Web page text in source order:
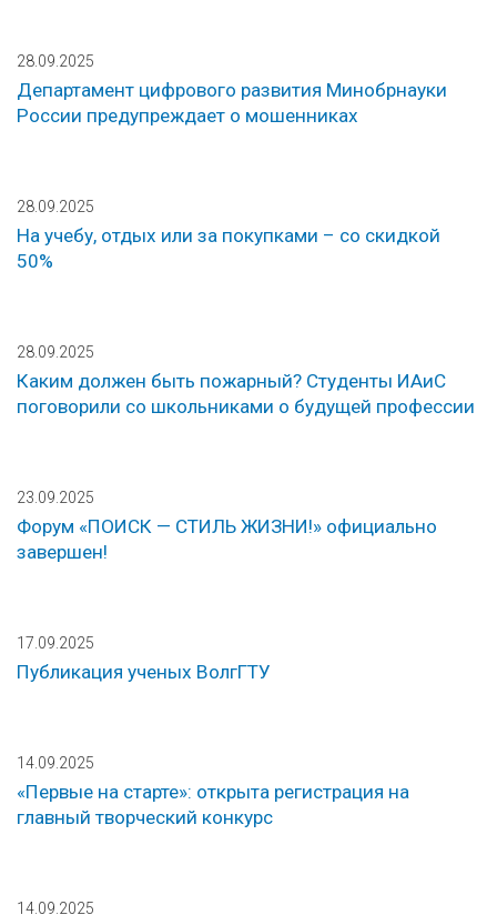
28.09.2025
Департамент цифрового развития Минобрнауки
России предупреждает о мошенниках
28.09.2025
На учебу, отдых или за покупками – со скидкой
50%
28.09.2025
Каким должен быть пожарный? Студенты ИАиС
поговорили со школьниками о будущей профессии
23.09.2025
Форум «ПОИСК — СТИЛЬ ЖИЗНИ!» официально
завершен!
17.09.2025
Публикация ученых ВолгГТУ
14.09.2025
«Первые на старте»: открыта регистрация на
главный творческий конкурс
14.09.2025